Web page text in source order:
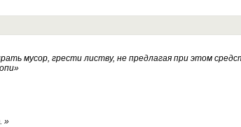
мусор, грести листву, не предлагая при этом
»
»